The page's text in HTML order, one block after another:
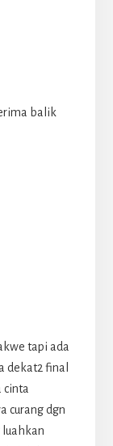
balik
tapi ada
dekat2 final
cinta
curang dgn
luahkan